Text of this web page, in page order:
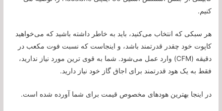
کنیم.
هر سبکی که انتخاب می‌کنید، باید به خاطر داشته باشید که می‌خواهید
کاپوت خود چقدر قدرتمند باشد، و اینجاست که نسبت فوت مکعب در
دقیقه (CFM) وارد عمل می‌شود. شما به قوی ترین مورد نیاز ندارید،
فقط به یک هود قدرتمند برای اجاق گاز خود نیاز دارید.
در اینجا بهترین هودهای مخصوص قیمت برای شما آورده شده است.